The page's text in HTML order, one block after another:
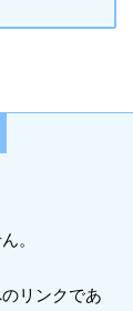
。
リンクであ